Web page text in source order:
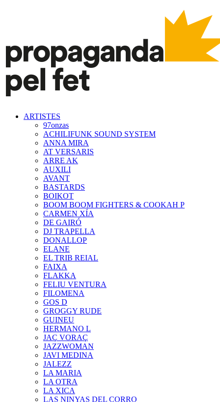
ARTISTES
97onzas
ACHILIFUNK SOUND SYSTEM
ANNA MIRA
AT VERSARIS
ARRE AK
AUXILI
AVANT
BASTARDS
BOIKOT
BOOM BOOM FIGHTERS & COOKAH P
CARMEN XÍA
DE GAIRÓ
DJ TRAPELLA
DONALLOP
ELANE
EL TRIB REIAL
FAIXA
FLAKKA
FELIU VENTURA
FILOMENA
GOS D
GROGGY RUDE
GUINEU
HERMANO L
JAÇ VORAÇ
JAZZWOMAN
JAVI MEDINA
JALEZZ
LA MARIA
LA OTRA
LA XICA
LAS NINYAS DEL CORRO